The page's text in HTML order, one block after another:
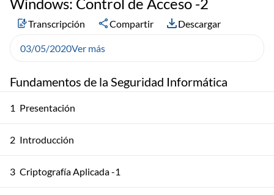
Fundamentos de la Seguridad Informática
1 Presentación
2 Introducción
3 Criptografía Aplicada -1
Transcripción Compartir Descargar
03/05/2020Ver más